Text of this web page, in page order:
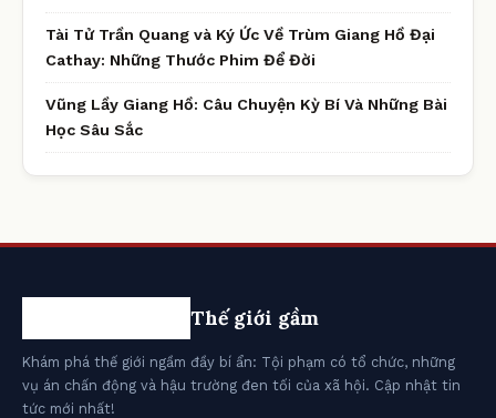
Tài Tử Trần Quang và Ký Ức Về Trùm Giang Hồ Đại
Cathay: Những Thước Phim Để Đời
Vũng Lầy Giang Hồ: Câu Chuyện Kỳ Bí Và Những Bài
Học Sâu Sắc
Thế giới gầm
Khám phá thế giới ngầm đầy bí ẩn: Tội phạm có tổ chức, những
vụ án chấn động và hậu trường đen tối của xã hội. Cập nhật tin
tức mới nhất!